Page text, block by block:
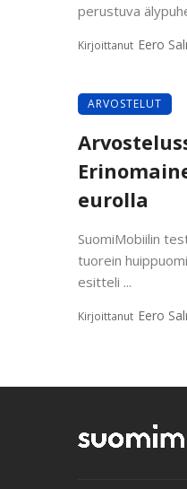
perustuva
Kirjoittanut Eero
ARVOSTELUT
eurolla
SuomiMobiilin
tuorein
esitteli ...
Kirjoittanut Eero